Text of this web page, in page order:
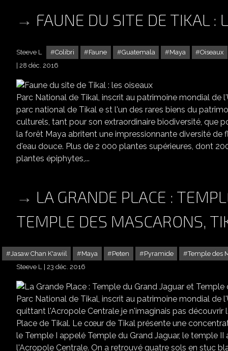
FAUNE DU SITE DE TIKAL :
Colibri Faune Guatemala Maya Oiseaux
Steeve L
28 déc. 2016
Parc National de Tikal, inscrit au patrimoine mondial de
parc national de Tikal e st l'un des rares biens du
culturels, tant pour son extraordinaire biodiversité, que
la forêt Maya abritent une impressionnante diversité
d'eau douce. Plus de 2 000 plantes supérieures, dont
plantes épiphytes,...
LA GRANDE PLACE :
TEMPLE DES MASCARONS,
Jasaw Chan K'awiil Maya Peten Pyramide
Temple des
Steeve L
23 déc. 2016
Parc National de Tikal, inscrit au patrimoine mondial de
quittant l'Acropole Centrale je n'imaginais pas
Place de Tikal. Le cœur de Tikal présente une
le Temple I appelé Temple du Grand Jaguar, le temple
l'Acropole Centrale. On a retrouvé quatre sols en stuc